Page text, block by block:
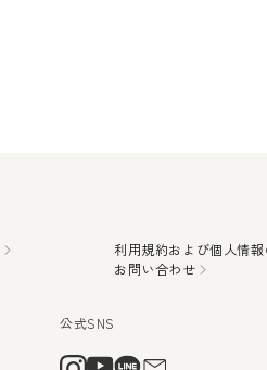
利用規約および個人情
お問い合わせ